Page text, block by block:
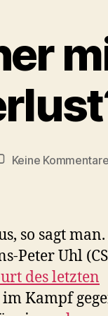
Keine Kommentare
so sagt man.
Peter Uhl
des letzten
Kampf